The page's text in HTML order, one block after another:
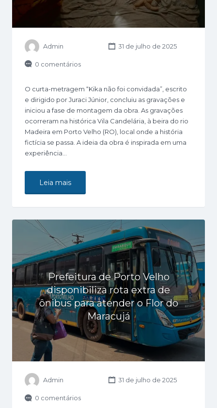
Admin 31 de julho de 2025
0 comentários
O curta-metragem “Kika não foi convidada”, escrito
e dirigido por Juraci Júnior, concluiu as gravações e
iniciou a fase de montagem da obra. As gravações
ocorreram na histórica Vila Candelária, à beira do rio
Madeira em Porto Velho (RO), local onde a história
fictícia se passa. A ideia da obra é inspirada em uma
experiência…
Leia mais
Prefeitura de Porto Velho
disponibiliza rota extra de
ônibus para atender o Flor do
Maracujá
Admin 31 de julho de 2025
0 comentários